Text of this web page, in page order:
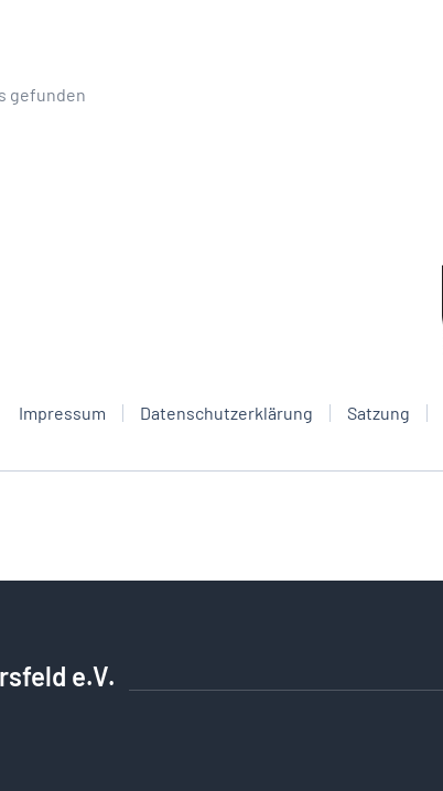
gefunden
Impressum Datenschutzerklärung Satzung
e.V.